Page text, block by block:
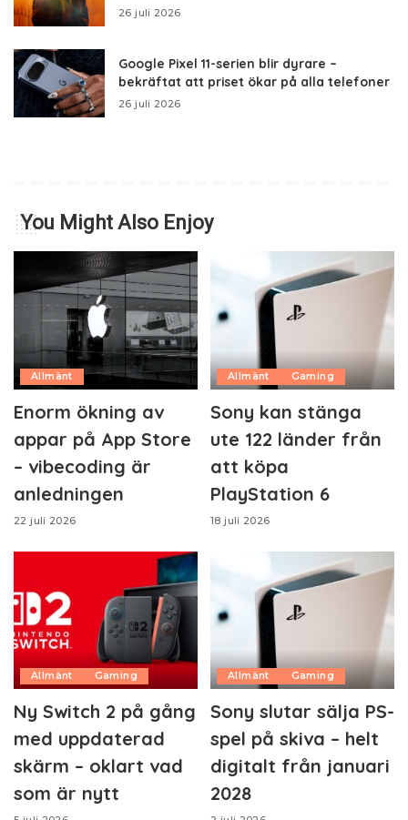
26 juli 2026
Google Pixel 11-serien blir dyrare –
bekräftat att priset ökar på alla telefoner
26 juli 2026
You Might Also Enjoy
Allmänt
Enorm ökning av
appar på App Store
– vibecoding är
anledningen
22 juli 2026
Allmänt Gaming
Sony kan stänga
ute 122 länder från
att köpa
PlayStation 6
18 juli 2026
Allmänt Gaming
Ny Switch 2 på gång
med uppdaterad
skärm – oklart vad
som är nytt
Allmänt Gaming
Sony slutar sälja PS-
spel på skiva – helt
digitalt från januari
2028